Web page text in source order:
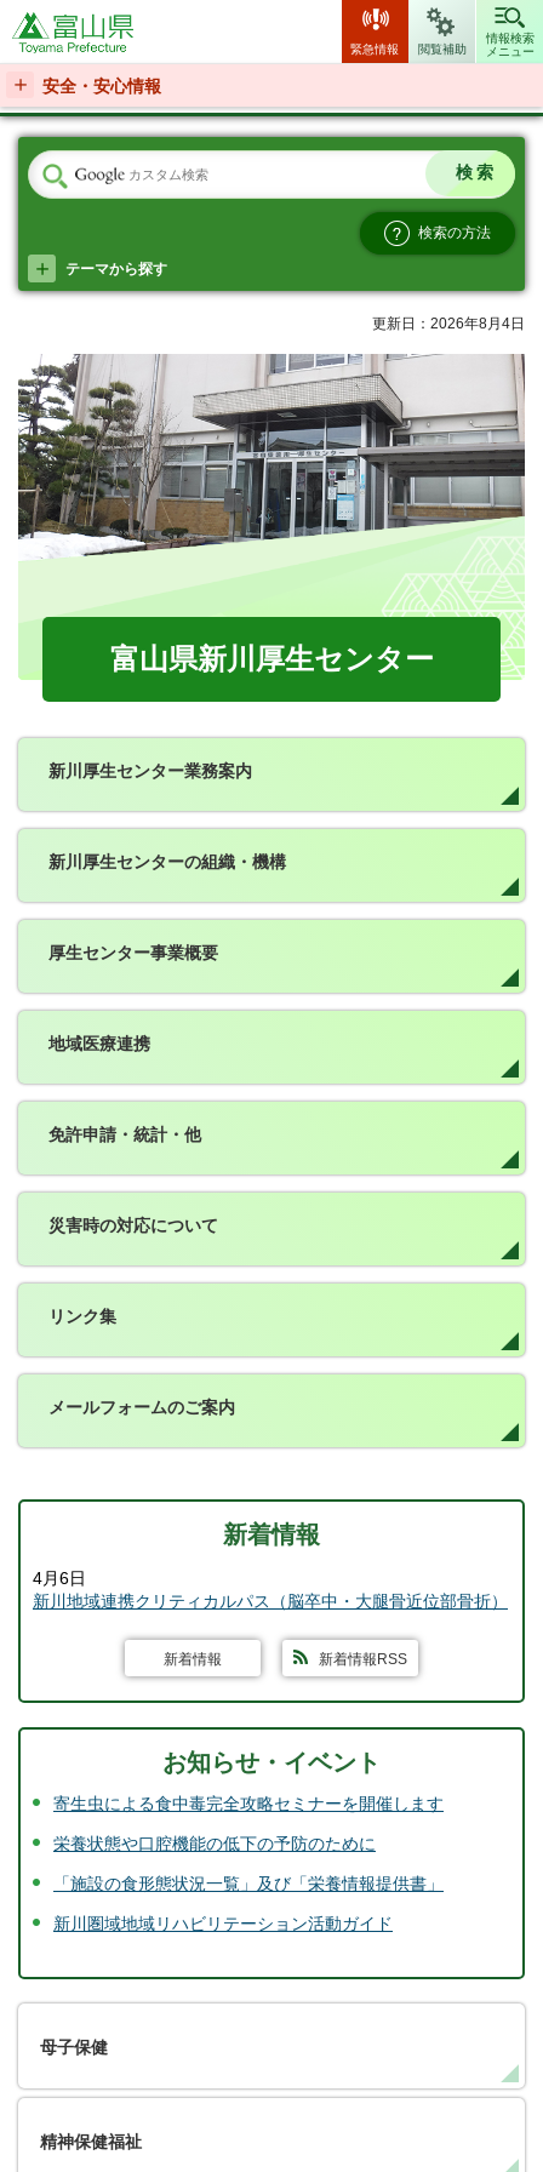
富山県
緊急情報 閲覧補助
情報検索
メニュー
安全・安心情報
検索の方法
テーマから探す
更新日：2026年8月4日
富山県新川厚生センター
新川厚生センター業務案内
新川厚生センターの組織・機構
厚生センター事業概要
地域医療連携
免許申請・統計・他
災害時の対応について
リンク集
メールフォームのご案内
新着情報
4月6日
新川地域連携クリティカルパス（脳卒中・大腿骨近位部骨折）
新着情報 新着情報RSS
お知らせ・イベント
寄生虫による食中毒完全攻略セミナーを開催します
栄養状態や口腔機能の低下の予防のために
「施設の食形態状況一覧」及び「栄養情報提供書」
新川圏域地域リハビリテーション活動ガイド
母子保健
精神保健福祉